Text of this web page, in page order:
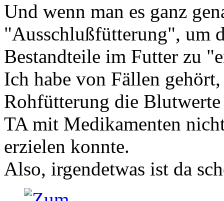
Und wenn man es ganz
"Ausschlußfütterung", um
Bestandteile im Futter zu
Ich habe von Fällen
Rohfütterung die
TA mit Medikamenten
erzielen konnte.
Also, irgendetwas ist da